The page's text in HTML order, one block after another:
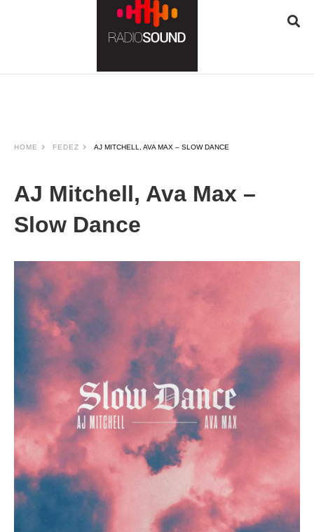
powered
Webdesign
and
AGENTUR
MAINZ
HOME FEDEZ AJ MITCHELL, AVA MAX – SLOW DANCE
AJ Mitchell, Ava Max –
Slow Dance